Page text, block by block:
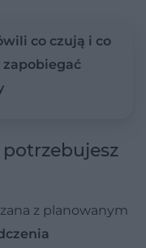
co czują i co
zapobiegać
z planowanym